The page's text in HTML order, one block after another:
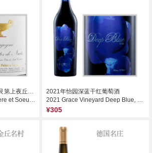
2023年格罗兄妹酒庄勃艮第上夜丘红葡萄酒
2023 Domaine Gros Frere et Soeur Bourgogne Hautes Cotes de Nuits, Burgundy, France
2021年怡园深蓝干红葡萄酒
2021 Grace Vineyard Deep Blue, Shanxi, China
¥305